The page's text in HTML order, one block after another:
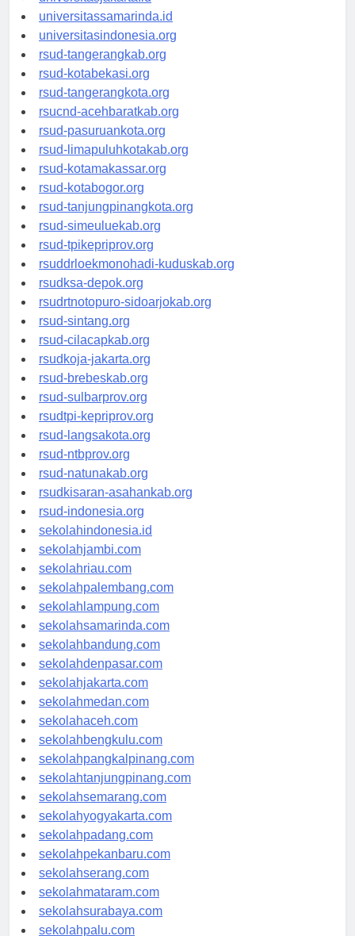
universitasjakarta.id
universitassamarinda.id
universitasindonesia.org
rsud-tangerangkab.org
rsud-kotabekasi.org
rsud-tangerangkota.org
rsucnd-acehbaratkab.org
rsud-pasuruankota.org
rsud-limapuluhkotakab.org
rsud-kotamakassar.org
rsud-kotabogor.org
rsud-tanjungpinangkota.org
rsud-simeuluekab.org
rsud-tpikepriprov.org
rsuddrloekmonohadi-kuduskab.org
rsudksa-depok.org
rsudrtnotopuro-sidoarjokab.org
rsud-sintang.org
rsud-cilacapkab.org
rsudkoja-jakarta.org
rsud-brebeskab.org
rsud-sulbarprov.org
rsudtpi-kepriprov.org
rsud-langsakota.org
rsud-ntbprov.org
rsud-natunakab.org
rsudkisaran-asahankab.org
rsud-indonesia.org
sekolahindonesia.id
sekolahjambi.com
sekolahriau.com
sekolahpalembang.com
sekolahlampung.com
sekolahsamarinda.com
sekolahbandung.com
sekolahdenpasar.com
sekolahjakarta.com
sekolahmedan.com
sekolahaceh.com
sekolahbengkulu.com
sekolahpangkalpinang.com
sekolahtanjungpinang.com
sekolahsemarang.com
sekolahyogyakarta.com
sekolahpadang.com
sekolahpekanbaru.com
sekolahserang.com
sekolahmataram.com
sekolahsurabaya.com